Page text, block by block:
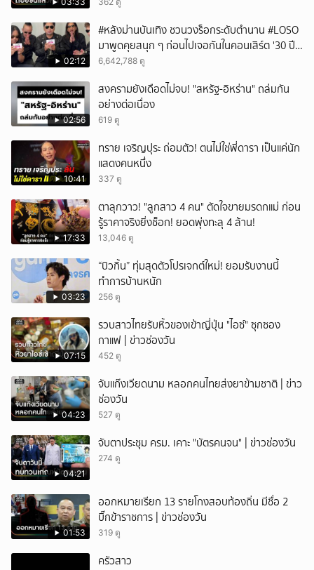
02:12
#หลังม่านบันเทิง ชวนวงร็อกระดับตำนาน #LOSO
มาพูดคุยสนุก ๆ ก่อนไปเจอกันในคอนเสิร์ต '30 ปี
LOSO นานเท่าไรก็รอ'
6,642,788 ดู
02:56
สงครามยังเดือดไม่จบ! "สหรัฐ-อิหร่าน" ถล่มกัน
อย่างต่อเนื่อง
619 ดู
10:41
ทราย เจริญปุระ ถ่อมตัว! ตนไม่ใช่พี่ดารา เป็นแค่นัก
แสดงคนหนึ่ง
337 ดู
17:33
ตาลุกวาว! "ลูกสาว 4 คน" ตัดใจขายมรดกแม่ ก่อน
รู้ราคาจริงยิ่งช็อก! ยอดพุ่งทะลุ 4 ล้าน!
13,046 ดู
03:23
“บิวกิ้น” ทุ่มสุดตัวโปรเจกต์ใหม่! ยอมรับงานนี้
ทำการบ้านหนัก
256 ดู
07:15
รวบสาวไทยรับหิ้วของเข้าญี่ปุ่น "ไอซ์" ซุกซอง
กาแฟ | ข่าวช่องวัน
452 ดู
04:23
จับแก๊งเวียดนาม หลอกคนไทยส่งยาข้ามชาติ | ข่าว
ช่องวัน
527 ดู
04:21
จับตาประชุม ครม. เคาะ "บัตรคนจน" | ข่าวช่องวัน
274 ดู
01:53
ออกหมายเรียก 13 รายโกงสอบท้องถิ่น มีชื่อ 2
บิ๊กข้าราชการ | ข่าวช่องวัน
319 ดู
ครัวสาว